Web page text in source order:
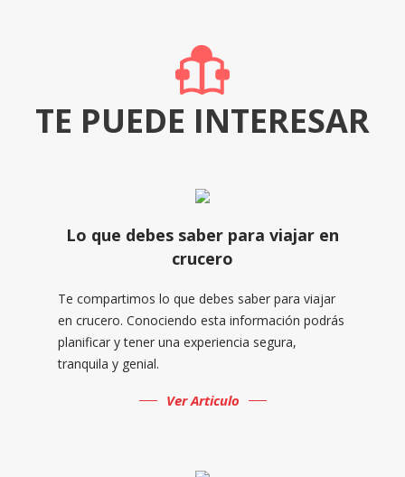
TE PUEDE INTERESAR
Lo que debes saber para viajar en
crucero
Te compartimos lo que debes saber para viajar
en crucero. Conociendo esta información podrás
planificar y tener una experiencia segura,
tranquila y genial.
Ver Articulo